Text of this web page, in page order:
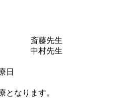
） 斎藤先生
村先生
日
となります。